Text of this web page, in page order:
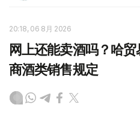
20:18, 06 8月 2026
网上还能卖酒吗？哈
商酒类销售规定